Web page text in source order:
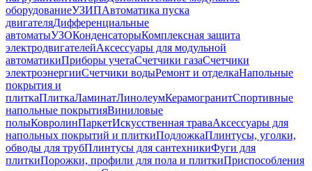
оборудованиеУЗИПАвтоматика пуска
двигателяДифференциальные
автоматыУЗОКонденсаторыКомплексная защита
электродвигателейАксессуары для модульной
автоматикиПриборы учетаСчетчики газаСчетчики
электроэнергииСчетчики водыРемонт и отделкаНапольные
покрытия и
плиткаПлиткаЛаминатЛинолеумКерамогранитСпортивные
напольные покрытияВиниловые
полыКовролинПаркетИскусственная траваАксессуары для
напольных покрытий и плиткиПодложкаПлинтусы, уголки,
обводы для трубПлинтусы для сантехникиФуги для
плиткиПорожки, профили для пола и плиткиПриспособления